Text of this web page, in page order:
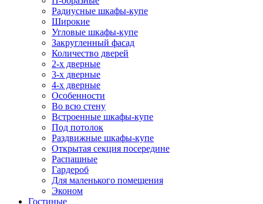
Радиусные шкафы-купе
Широкие
Угловые шкафы-купе
Закругленный фасад
Количество дверей
2-х дверные
3-х дверные
4-х дверные
Особенности
Во всю стену
Встроенные шкафы-купе
Под потолок
Раздвижные шкафы-купе
Открытая секция посередине
Распашные
Гардероб
Для маленького помещения
Эконом
Гостиные